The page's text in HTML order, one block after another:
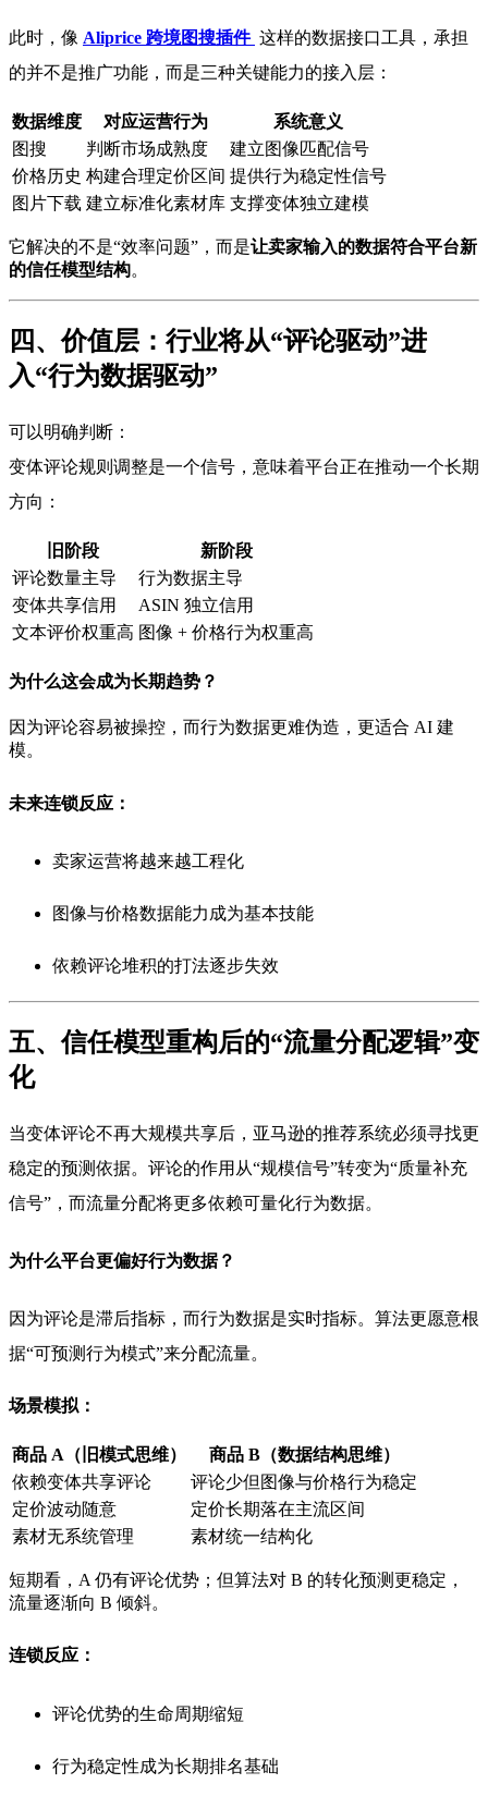
此时，像 Aliprice 跨境图搜插件 这样的数据接口工具，承担
的并不是推广功能，而是三种关键能力的接入层：
数据维度 对应运营行为
系统意义
图搜
判断市场成熟度
建立图像匹配信号
价格历史 构建合理定价区间 提供行为稳定性信号
图片下载 建立标准化素材库 支撑变体独立建模
它解决的不是“效率问题”，而是让卖家输入的数据符合平台新
的信任模型结构。
四、价值层：行业将从“评论驱动”进
入“行为数据驱动”
可以明确判断：
变体评论规则调整是一个信号，意味着平台正在推动一个长期
方向：
旧阶段
新阶段
评论数量主导
行为数据主导
变体共享信用
ASIN 独立信用
文本评价权重高 图像 + 价格行为权重高
为什么这会成为长期趋势？
因为评论容易被操控，而行为数据更难伪造，更适合 AI 建
模。
未来连锁反应：
卖家运营将越来越工程化
图像与价格数据能力成为基本技能
依赖评论堆积的打法逐步失效
五、信任模型重构后的“流量分配逻辑”变
化
当变体评论不再大规模共享后，亚马逊的推荐系统必须寻找更
稳定的预测依据。评论的作用从“规模信号”转变为“质量补充
信号”，而流量分配将更多依赖可量化行为数据。
为什么平台更偏好行为数据？
因为评论是滞后指标，而行为数据是实时指标。算法更愿意根
据“可预测行为模式”来分配流量。
场景模拟：
商品 A（旧模式思维）
商品 B（数据结构思维）
依赖变体共享评论
评论少但图像与价格行为稳定
定价波动随意
定价长期落在主流区间
素材无系统管理
素材统一结构化
短期看，A 仍有评论优势；但算法对 B 的转化预测更稳定，
流量逐渐向 B 倾斜。
连锁反应：
评论优势的生命周期缩短
行为稳定性成为长期排名基础